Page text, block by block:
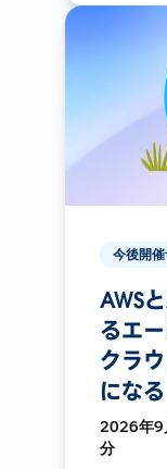
今後開
AWS
るエ
クラ
になる
2026年9
分